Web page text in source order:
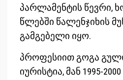
პარლამენტის წევრი,
წლებში წალენჯიხის
გამგებელი იყო.
პროფესიით გოგა
იურისტია, მან 1995-